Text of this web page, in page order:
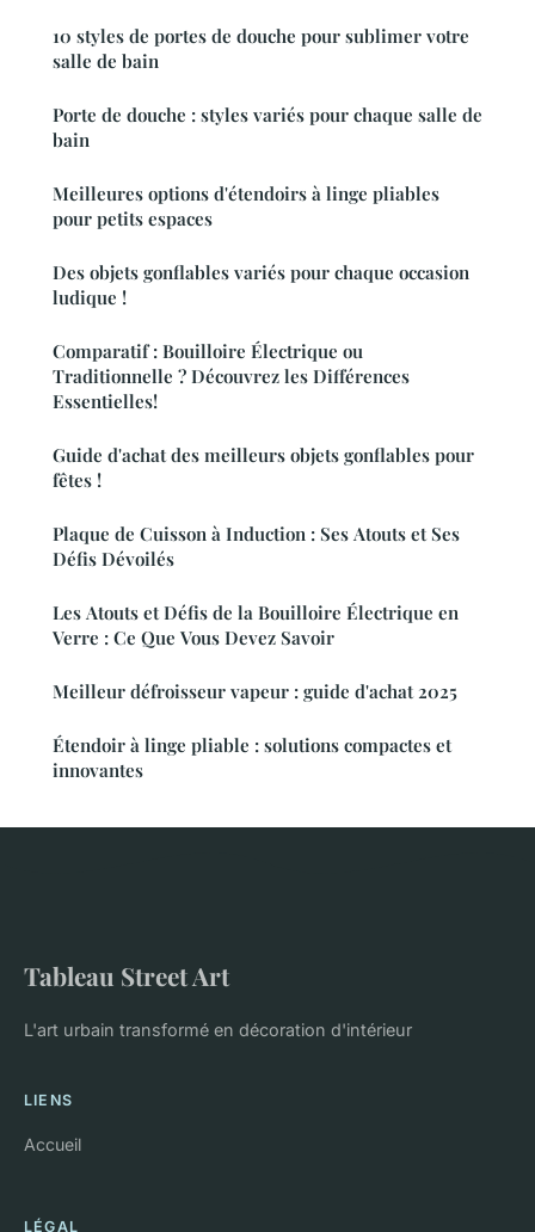
10 styles de portes de douche pour sublimer votre
salle de bain
Porte de douche : styles variés pour chaque salle de
bain
Meilleures options d'étendoirs à linge pliables
pour petits espaces
Des objets gonflables variés pour chaque occasion
ludique !
Comparatif : Bouilloire Électrique ou
Traditionnelle ? Découvrez les Différences
Essentielles!
Guide d'achat des meilleurs objets gonflables pour
fêtes !
Plaque de Cuisson à Induction : Ses Atouts et Ses
Défis Dévoilés
Les Atouts et Défis de la Bouilloire Électrique en
Verre : Ce Que Vous Devez Savoir
Meilleur défroisseur vapeur : guide d'achat 2025
Étendoir à linge pliable : solutions compactes et
innovantes
Tableau Street Art
L'art urbain transformé en décoration d'intérieur
LIENS
Accueil
LÉGAL